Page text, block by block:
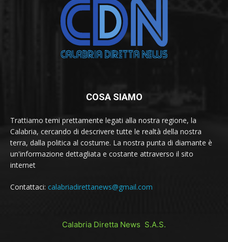
COSA SIAMO
Trattiamo temi prettamente legati alla nostra regione, la
Calabria, cercando di descrivere tutte le realtà della nostra
terra, dalla politica al costume. La nostra punta di diamante è
un'informazione dettagliata e costante attraverso il sito
internet
Contattaci: calabriadirettanews@gmail.com
Calabria Diretta News S.A.S.